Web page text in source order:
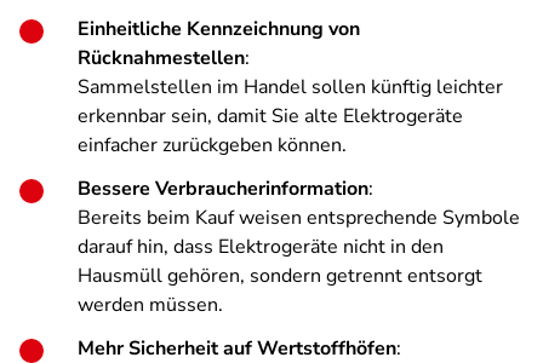
Einheitliche Kennzeichnung von
Rücknahmestellen:
Sammelstellen im Handel sollen künftig leichter
erkennbar sein, damit Sie alte Elektrogeräte
einfacher zurückgeben können.
Bessere Verbraucherinformation:
Bereits beim Kauf weisen entsprechende Symbole
darauf hin, dass Elektrogeräte nicht in den
Hausmüll gehören, sondern getrennt entsorgt
werden müssen.
Mehr Sicherheit auf Wertstoffhöfen: